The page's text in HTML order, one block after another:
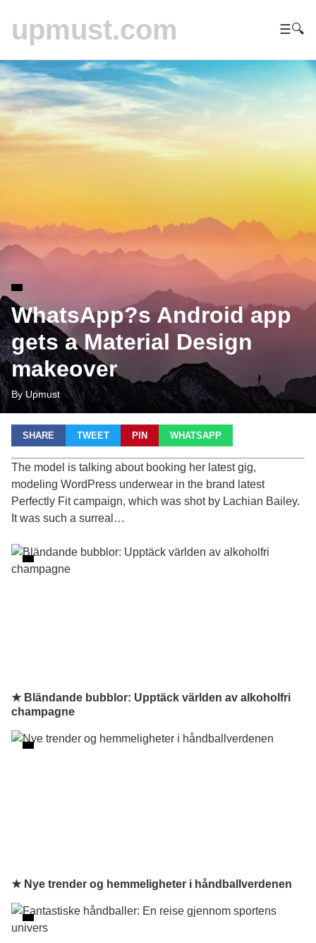
upmust.com ☰🔍
WhatsApp?s Android app
gets a Material Design
makeover
By Upmust
SHARE TWEET PIN WHATSAPP
The model is talking about booking her latest gig,
modeling WordPress underwear in the brand latest
Perfectly Fit campaign, which was shot by Lachian Bailey.
It was such a surreal…
★ Bländande bubblor: Upptäck världen av alkoholfri
champagne
★ Nye trender og hemmeligheter i håndballverdenen